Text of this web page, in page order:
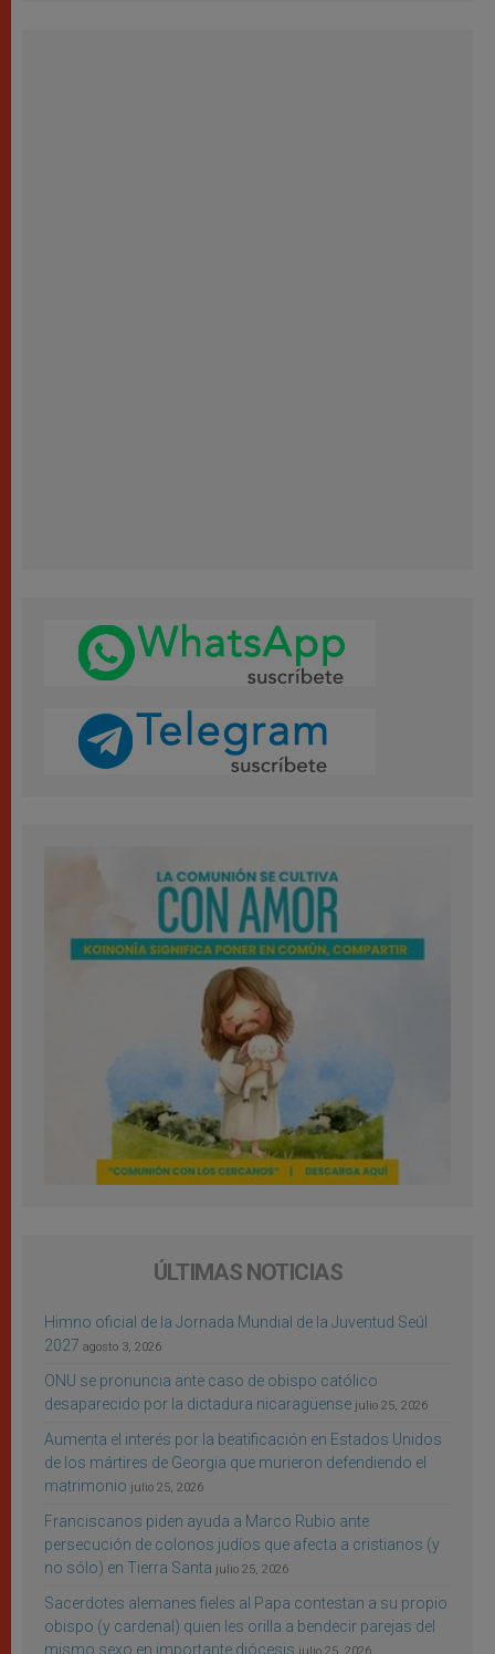
ÚLTIMAS NOTICIAS
Himno oficial de la Jornada Mundial de la Juventud Seúl
2027 agosto 3, 2026
ONU se pronuncia ante caso de obispo católico
desaparecido por la dictadura nicaragüense julio 25, 2026
Aumenta el interés por la beatificación en Estados Unidos
de los mártires de Georgia que murieron defendiendo el
matrimonio julio 25, 2026
Franciscanos piden ayuda a Marco Rubio ante
persecución de colonos judíos que afecta a cristianos (y
no sólo) en Tierra Santa julio 25, 2026
Sacerdotes alemanes fieles al Papa contestan a su propio
obispo (y cardenal) quien les orilla a bendecir parejas del
mismo sexo en importante diócesis